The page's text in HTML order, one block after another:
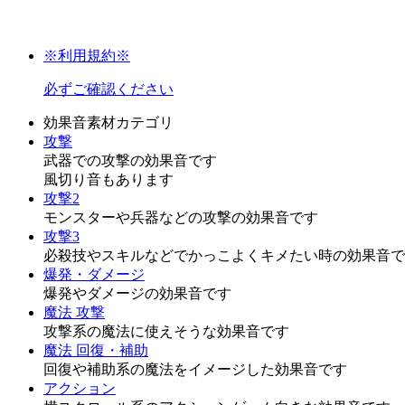
※利用規約※
必ずご確認ください
効果音素材カテゴリ
攻撃
武器での攻撃の効果音です
風切り音もあります
攻撃2
モンスターや兵器などの攻撃の効果音です
攻撃3
必殺技やスキルなどでかっこよくキメたい時の効果音
爆発・ダメージ
爆発やダメージの効果音です
魔法 攻撃
攻撃系の魔法に使えそうな効果音です
魔法 回復・補助
回復や補助系の魔法をイメージした効果音です
アクション